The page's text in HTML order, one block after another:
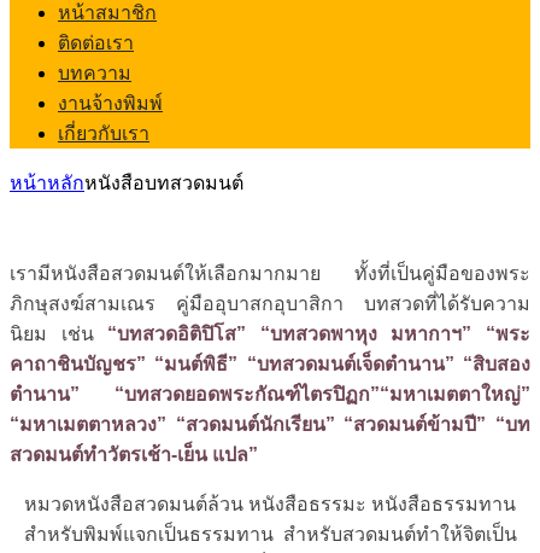
หน้าสมาชิก
ติดต่อเรา
บทความ
งานจ้างพิมพ์
เกี่ยวกับเรา
หน้าหลักหนังสือบทสวดมนต์
เรามีหนังสือสวดมนต์ให้เลือกมากมาย ทั้งที่เป็นคู่มือของพระ
ภิกษุสงฆ์สามเณร คู่มืออุบาสกอุบาสิกา บทสวดที่ได้รับความ
นิยม เช่น “บทสวดอิติปิโส” “บทสวดพาหุง มหากาฯ” “พระ
คาถาชินบัญชร” “มนต์พิธี” “บทสวดมนต์เจ็ดตำนาน” “สิบสอง
ตำนาน” “บทสวดยอดพระกัณฑ์ไตรปิฏก”“มหาเมตตาใหญ่”
“มหาเมตตาหลวง” “สวดมนต์นักเรียน” “สวดมนต์ข้ามปี” “บท
สวดมนต์ทำวัตรเช้า-เย็น แปล”
หมวดหนังสือสวดมนต์ล้วน หนังสือธรรมะ หนังสือธรรมทาน
สำหรับพิมพ์แจกเป็นธรรมทาน สำหรับสวดมนต์ทำให้จิตเป็น